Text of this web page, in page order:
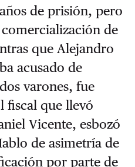
de prisión, pero
de
que Alejandro
acusado de
varones, fue
fiscal que llevó
Vicente, esbozó
de asimetría de
por parte de